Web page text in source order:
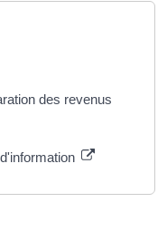
des revenus